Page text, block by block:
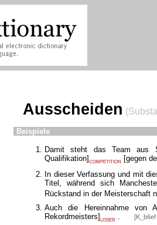
Ausscheiden
Beispiele
Damit steht das Team aus
Qualifikation] COMPETITION [gegen
In dieser Verfassung und mit
Titel, während sich
Rückstand in der Meisterschaft
Auch die Hereinnahme von
Rekordmeisters] LOSER .